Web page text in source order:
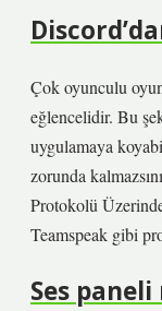
Çok oyunculu
eğlencelidir. Bu
uygulamaya
zorunda
Protokolü
Teamspeak gibi
Ses